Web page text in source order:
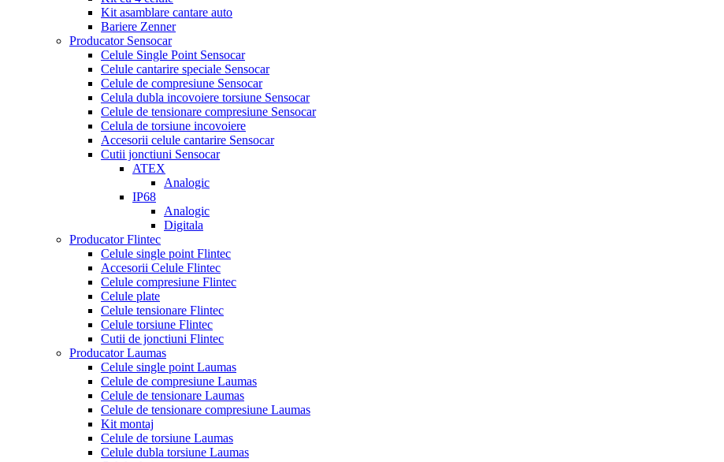
Kit asamblare cantare auto
Bariere Zenner
Producator Sensocar
Celule Single Point Sensocar
Celule cantarire speciale Sensocar
Celule de compresiune Sensocar
Celula dubla incovoiere torsiune Sensocar
Celule de tensionare compresiune Sensocar
Celula de torsiune incovoiere
Accesorii celule cantarire Sensocar
Cutii jonctiuni Sensocar
ATEX
Analogic
IP68
Analogic
Digitala
Producator Flintec
Celule single point Flintec
Accesorii Celule Flintec
Celule compresiune Flintec
Celule plate
Celule tensionare Flintec
Celule torsiune Flintec
Cutii de jonctiuni Flintec
Producator Laumas
Celule single point Laumas
Celule de compresiune Laumas
Celule de tensionare Laumas
Celule de tensionare compresiune Laumas
Kit montaj
Celule de torsiune Laumas
Celule dubla torsiune Laumas